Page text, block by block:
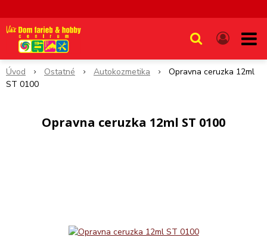
Úvod Ostatné Autokozmetika
Opravna ceruzka 12ml
ST 0100
Opravna ceruzka 12ml ST 0100